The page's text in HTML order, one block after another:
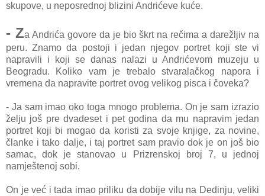
skupove, u neposrednoj blizini Andrićeve kuće.
- Za Andrića govore da je bio škrt na rečima a darežljiv na
peru. Znamo da postoji i jedan njegov portret koji ste vi
napravili i koji se danas nalazi u Andrićevom muzeju u
Beogradu. Koliko vam je trebalo stvaralačkog napora i
vremena da napravite portret ovog velikog pisca i čoveka?
- Ja sam imao oko toga mnogo problema. On je sam izrazio
želju još pre dvadeset i pet godina da mu napravim jedan
portret koji bi mogao da koristi za svoje knjige, za novine,
članke i tako dalje, i taj portret sam pravio dok je on još bio
samac, dok je stanovao u Prizrenskoj broj 7, u jednoj
namještenoj sobi.
On je već i tada imao priliku da dobije vilu na Dedinju, veliki